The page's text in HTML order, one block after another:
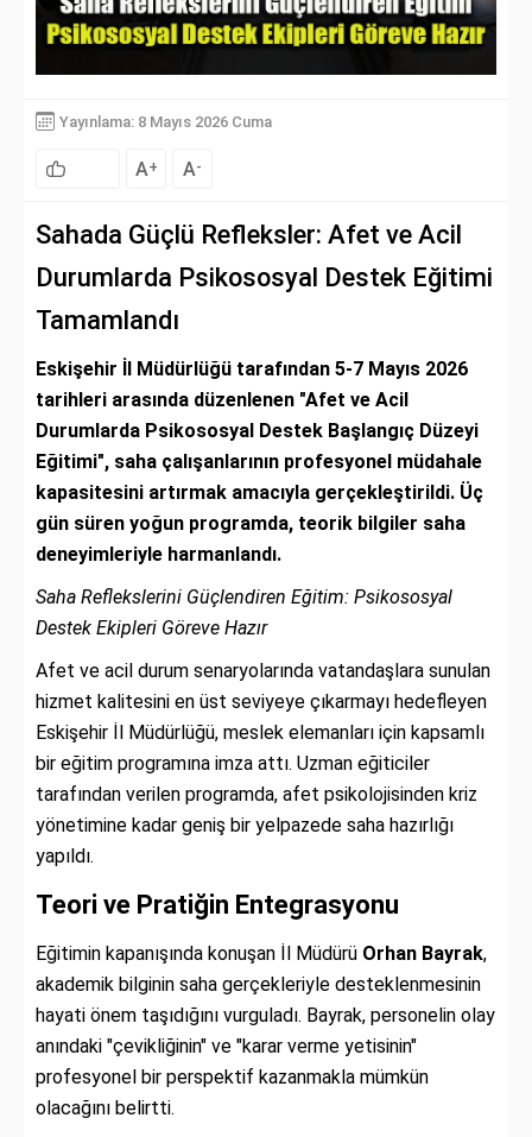
Yayınlama: 8 Mayıs 2026 Cuma
A+ A-
Sahada Güçlü Refleksler: Afet ve Acil
Durumlarda Psikososyal Destek Eğitimi
Tamamlandı
Eskişehir İl Müdürlüğü tarafından 5-7 Mayıs 2026
tarihleri arasında düzenlenen "Afet ve Acil
Durumlarda Psikososyal Destek Başlangıç Düzeyi
Eğitimi", saha çalışanlarının profesyonel müdahale
kapasitesini artırmak amacıyla gerçekleştirildi. Üç
gün süren yoğun programda, teorik bilgiler saha
deneyimleriyle harmanlandı.
Saha Reflekslerini Güçlendiren Eğitim: Psikososyal
Destek Ekipleri Göreve Hazır
Afet ve acil durum senaryolarında vatandaşlara sunulan
hizmet kalitesini en üst seviyeye çıkarmayı hedefleyen
Eskişehir İl Müdürlüğü, meslek elemanları için kapsamlı
bir eğitim programına imza attı. Uzman eğiticiler
tarafından verilen programda, afet psikolojisinden kriz
yönetimine kadar geniş bir yelpazede saha hazırlığı
yapıldı.
Teori ve Pratiğin Entegrasyonu
Eğitimin kapanışında konuşan İl Müdürü Orhan Bayrak,
akademik bilginin saha gerçekleriyle desteklenmesinin
hayati önem taşıdığını vurguladı. Bayrak, personelin olay
anındaki "çevikliğinin" ve "karar verme yetisinin"
profesyonel bir perspektif kazanmakla mümkün
olacağını belirtti.